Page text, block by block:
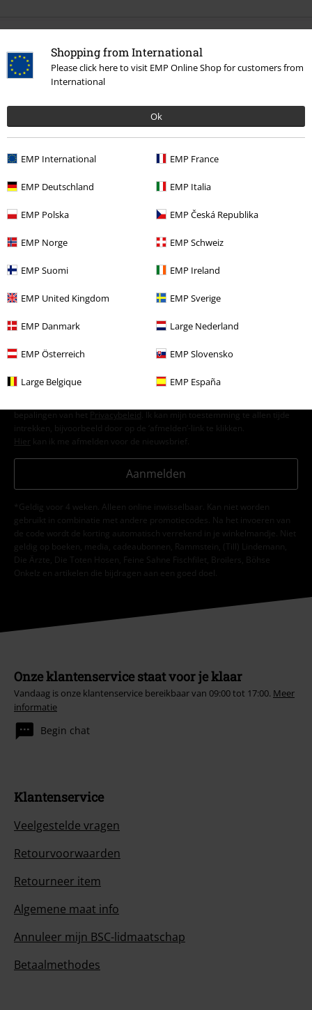
Shopping from International
Please click here to visit EMP Online Shop for customers from
International
Ok
EMP International EMP France
EMP Deutschland EMP Italia
EMP Polska EMP Česká Republika
EMP Norge EMP Schweiz
EMP Suomi EMP Ireland
EMP United Kingdom EMP Sverige
EMP Danmark Large Nederland
EMP Österreich EMP Slovensko
Large Belgique EMP España
Meer categorieën. Meer opties.
Sale % Mannen Accessoires
Vrouwen Vrouwenaccessoires Caps
Mannen Mannenaccessoires Caps
Sale % Vrouwen Accessoires
Meld je aan en ontvang een code voor 15%
Ik geef hierbij toestemming om de Large-nieuwsbrief te ontvangen en ga
ermee akkoord dat Large Popmerchandising B.V. mijn persoonsgegevens
verwerkt om mij regelmatig te informeren over producten. Mijn
bepalingen van het
Privacybeleid . Ik kan mijn toestemming te allen tijde
intrekken, bijvoorbeeld door op de ‘afmelden’-link te klikken.
Hier kan ik me afmelden voor de nieuwsbrief.
Aanmelden
*Geldig voor 4 weken. Alleen online inwisselbaar. Kan niet worden
gebruikt in combinatie met andere promotiecodes. Na het invoeren van
de code wordt de korting automatisch verrekend in je winkelmandje. Niet
geldig op boeken, media, cadeaubonnen, Rammstein, (Till) Lindemann,
Die Ärzte, Die Toten Hosen, Feine Sahne Fischfilet, Broilers, Böhse
Onkelz en artikelen die bijdragen aan een goed doel.
Onze klantenservice staat voor je klaar
Vandaag is onze klantenservice bereikbaar van 09:00 tot 17:00. Meer
informatie
Begin chat
Klantenservice
Veelgestelde vragen
Retourvoorwaarden
Retourneer item
Algemene maat info
Annuleer mijn BSC-lidmaatschap
Betaalmethodes